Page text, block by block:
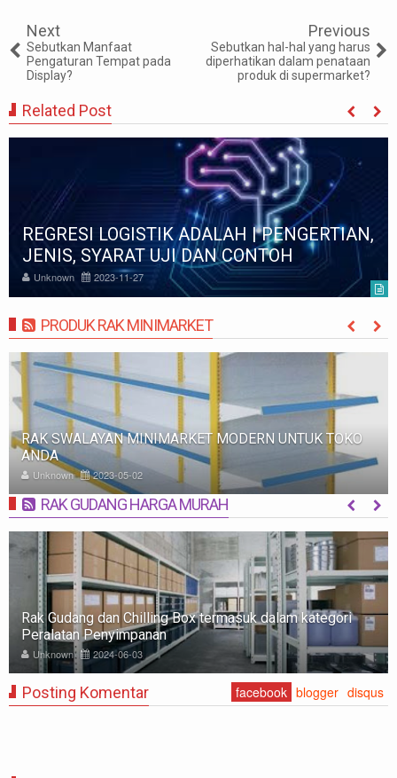
Next
Sebutkan Manfaat
Pengaturan Tempat pada
Display?
Previous
Sebutkan hal-hal yang harus
diperhatikan dalam penataan
produk di supermarket?
Related Post
REGRESI LOGISTIK ADALAH | PENGERTIAN,
JENIS, SYARAT UJI DAN CONTOH
Unknown 2023-11-27
PRODUK RAK MINIMARKET MORE
RAK SWALAYAN MINIMARKET MODERN UNTUK TOKO
ANDA
Unknown 2023-05-02
RAK GUDANG HARGA MURAH MORE
Rak Gudang dan Chilling Box termasuk dalam kategori
Peralatan Penyimpanan
Unknown 2024-06-03
Posting Komentar facebook blogger disqus